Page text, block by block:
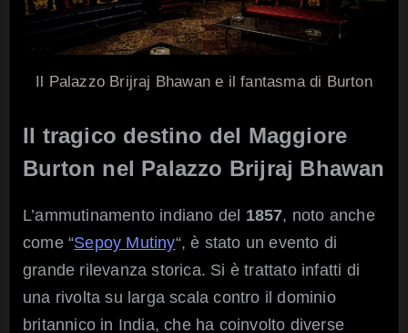
Il Palazzo Brijraj Bhawan e il fantasma di Burton
Il tragico destino del Maggiore
Burton nel Palazzo Brijraj Bhawan
L’ammutinamento indiano del 1857, noto anche
come “Sepoy Mutiny“, è stato un evento di
grande rilevanza storica. Si è trattato infatti di
una rivolta su larga scala contro il dominio
britannico in India, che ha coinvolto diverse